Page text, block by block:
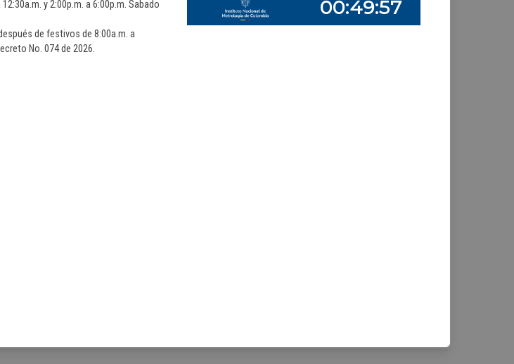
y 2:00p.m. a 6:00p.m. Sabado
de festivos de 8:00a.m. a
No. 074 de 2026.